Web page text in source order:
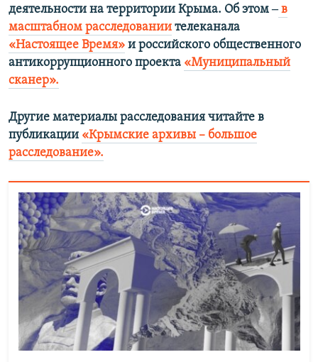
деятельности на территории Крыма. Об этом ‒в
масштабном расследовании телеканала
«Настоящее Время» и российского общественного
антикоррупционного проекта «Муниципальный
сканер».
Другие материалы расследования читайте в
публикации «Крымские архивы – большое
расследование».